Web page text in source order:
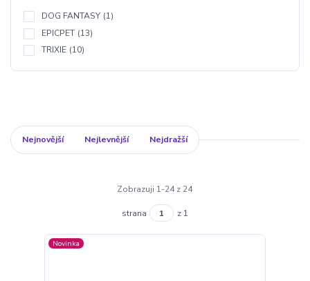
DOG FANTASY (1)
EPICPET (13)
TRIXIE (10)
Nejnovější Nejlevnější Nejdražší
Zobrazuji 1-24 z 24
strana z 1
Novinka